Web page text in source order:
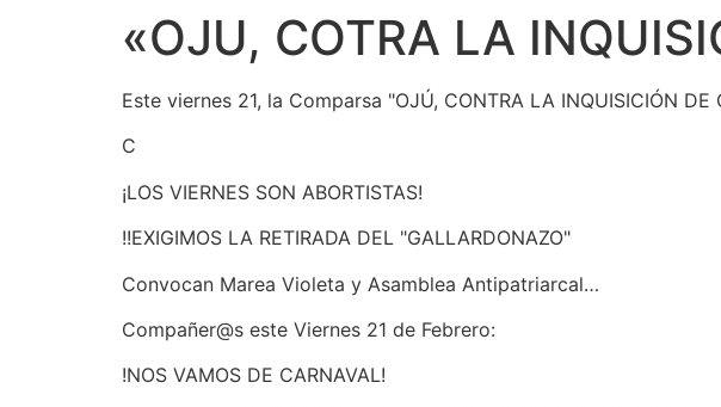
«OJU, COTRA LA
Este viernes 21, la Comparsa "OJÚ, CONTRA LA INQUISICIÓN
C
¡LOS VIERNES SON ABORTISTAS!
!!EXIGIMOS LA RETIRADA DEL "GALLARDONAZO"
Convocan Marea Violeta y Asamblea Antipatriarcal…
Compañer@s este Viernes 21 de Febrero:
!NOS VAMOS DE CARNAVAL!